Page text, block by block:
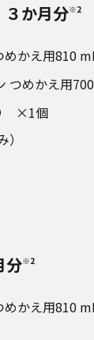
３か月分※2
めかえ用
つめかえ用
×1個
）
分※2
めかえ用